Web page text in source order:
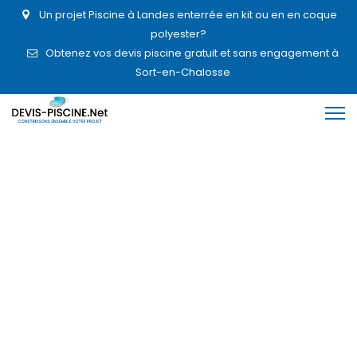
Un projet Piscine à Landes enterrée en kit ou en en coque
polyester?
Obtenez vos devis piscine gratuit et sans engagement à
Sort-en-Chalosse